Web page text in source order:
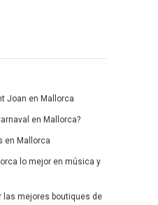
Joan en Mallorca
en Mallorca?
en Mallorca
lo mejor en música y
las mejores boutiques de